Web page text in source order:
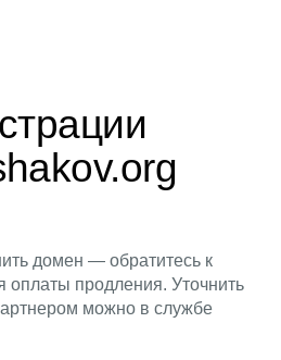
домен — обратитесь к
оплаты продления. Уточнить
можно в службе